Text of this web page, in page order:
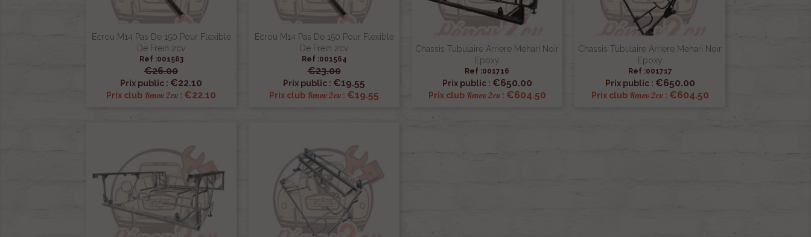
Ecrou M14 Pas De 150 Pour Flexible
De Frein 2cv
Ref :001563
€26.00
Prix public : €22.10
Prix club Renov 2cv : €22.10
 Quick view
Ecrou M14 Pas De 150 Pour Flexible
De Frein 2cv
Ref :001564
€23.00
Prix public : €19.55
Prix club Renov 2cv : €19.55
 Quick view
Chassis Tubulaire Arriere Mehari Noir
Epoxy
Ref :001716
Prix public : €650.00
Prix club Renov 2cv: €604.50
 Quick view
Chassis Tubulaire Arriere Mehari Noir
Epoxy
Ref :001717
Prix public : €650.00
Prix club Renov 2cv: €604.50
 Quick view